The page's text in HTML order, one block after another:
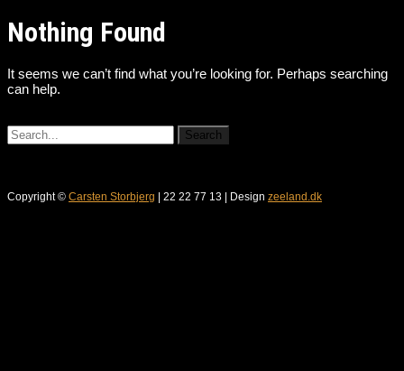
Nothing Found
It seems we can’t find what you’re looking for. Perhaps searching
can help.
Copyright © Carsten Storbjerg | 22 22 77 13 | Design zeeland.dk